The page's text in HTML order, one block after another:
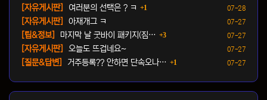
등록일
07-28
[자유게시판] 여러분의 선택은 ? ㅋ 1
등록일
07-27
[자유게시판]
아재개그 ㅋ
등록일
07-27
[팁&정보] 마지막 날 굿바이 패키지(짐… 3댓글
등록일
07-27
[자유게시판]
오늘도 뜨겁네요~
등록일
07-27
[질문&답변] 거주등록?? 안하면 단속오나… 1